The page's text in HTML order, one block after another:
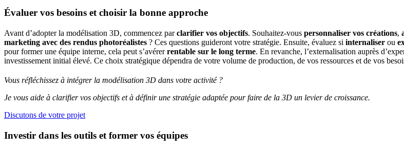
Évaluer vos besoins et choisir la bonne approche
Avant d’adopter la modélisation 3D, commencez parclarifier vos objectifs. Souhaitez-vous personnaliser vos créations,
marketing avec des rendus photoréalistes ? Ces questions guideront votre stratégie. Ensuite, évaluez si internaliser ou
pour former une équipe interne, cela peut s’avérerrentable sur le long terme. En revanche, l’externalisation auprès
investissement initial élevé. Ce choix stratégique dépendra de votre volume de production, de vos ressources et de vos
Vous réfléchissez à intégrer la modélisation 3D dans votre activité ?
Je vous aide à clarifier vos objectifs et à définir une stratégie adaptée pour faire de la 3D un levier de croissance.
Discutons de votre projet
Investir dans les outils et former vos équipes